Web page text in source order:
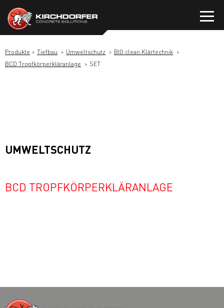
Inhalt
springen
Produkte Tiefbau Umweltschutz
BIO clean Klärtechnik
BCD Tropfkörperkläranlage
SET
UMWELTSCHUTZ
BCD TROPFKÖRPERKLÄRANLAGE